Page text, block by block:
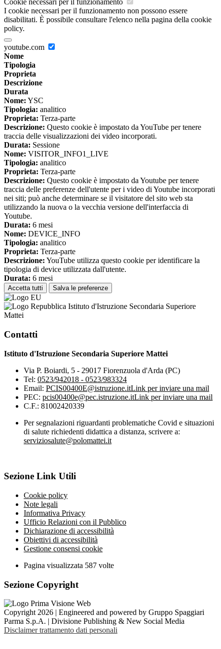
Cookie necessari per il funzionamento
I cookie necessari per il funzionamento non possono essere
disabilitati. È possibile consultare l'elenco nella pagina della cookie
policy.
youtube.com
Nome
Tipologia
Proprieta
Descrizione
Durata
Nome: YSC
Tipologia: analitico
Proprieta: Terza-parte
Descrizione: Questo cookie è impostato da YouTube per tenere
traccia delle visualizzazioni dei video incorporati.
Durata: Sessione
Nome: VISITOR_INFO1_LIVE
Tipologia: analitico
Proprieta: Terza-parte
Descrizione: Questo cookie è impostato da Youtube per tenere
traccia delle preferenze dell'utente per i video di Youtube incorporati
nei siti; può anche determinare se il visitatore del sito web sta
utilizzando la nuova o la vecchia versione dell'interfaccia di
Youtube.
Durata: 6 mesi
Nome: DEVICE_INFO
Tipologia: analitico
Proprieta: Terza-parte
Descrizione: YouTube utilizza questo cookie per identificare la
tipologia di device utilizzata dall'utente.
Durata: 6 mesi
Accetta tutti Salva le preferenze
Istituto d'Istruzione Secondaria Superiore
Mattei
Contatti
Istituto d'Istruzione Secondaria Superiore Mattei
Via P. Boiardi, 5 - 29017 Fiorenzuola d'Arda (PC)
Tel: 0523/942018 - 0523/983324
Email: PCIS00400E@istruzione.itLink per inviare una mail
PEC: pcis00400e@pec.istruzione.itLink per inviare una mail
C.F.: 81002420339
Per segnalazioni riguardanti problematiche Covid e situazioni
di salute richiedenti didattica a distanza, scrivere a:
serviziosalute@polomattei.it
Sezione Link Utili
Cookie policy
Note legali
Informativa Privacy
Ufficio Relazioni con il Pubblico
Dichiarazione di accessibilità
Obiettivi di accessibilità
Gestione consensi cookie
Pagina visualizzata 587 volte
Sezione Copyright
Copyright 2026 | Engineered and powered by Gruppo Spaggiari
Parma S.p.A. | Divisione Publishing & New Social Media
Disclaimer trattamento dati personali